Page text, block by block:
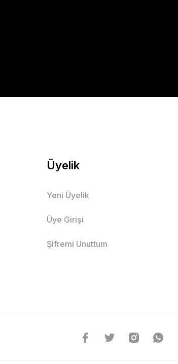
Üyelik
Yeni Üyelik
Üye Girişi
Şifremi Unuttum